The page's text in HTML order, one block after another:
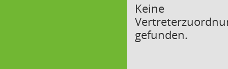
Keine
gefunden.